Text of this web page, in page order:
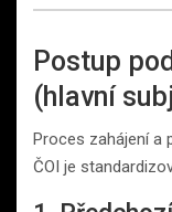
Postup
(hlavní
Proces zahájení a
ČOI je